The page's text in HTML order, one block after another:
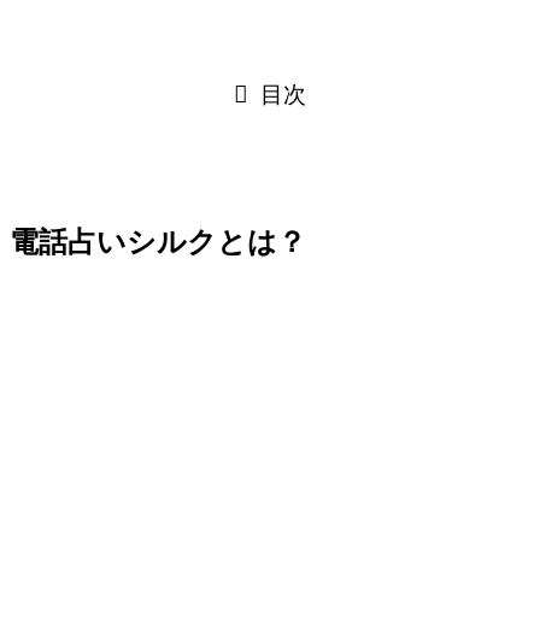
目次
電話占いシルクとは？